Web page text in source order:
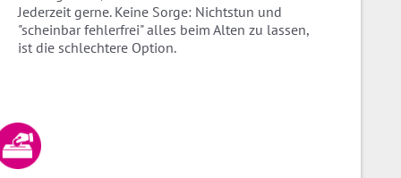
Jederzeit gerne. Keine Sorge: Nichtstun und
"scheinbar fehlerfrei" alles beim Alten zu lassen,
ist die schlechtere Option.